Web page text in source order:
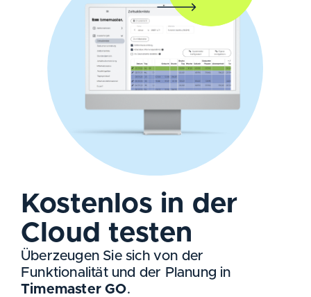
Kostenlos in der
Cloud testen
Überzeugen Sie sich von der
Funktionalität und der Planung in
Timemaster GO.